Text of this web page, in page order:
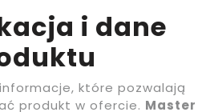
i dane
które pozwalają
produkt w ofercie. Master